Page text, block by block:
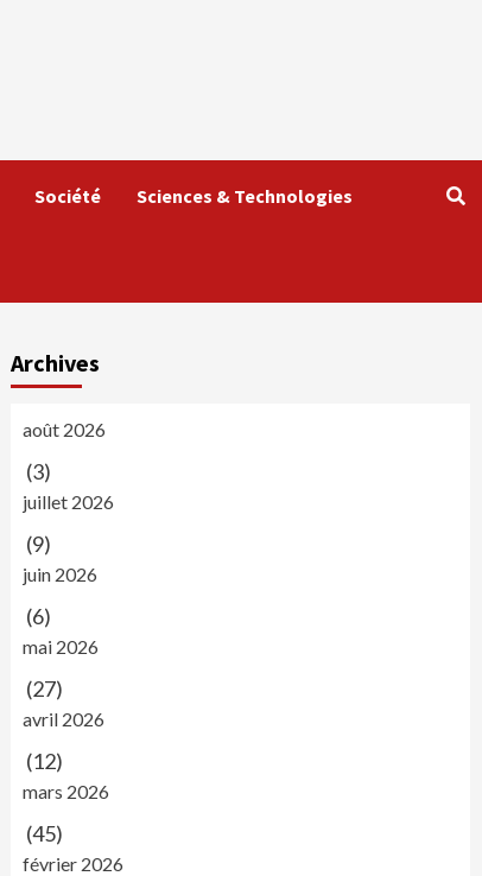
Société Sciences & Technologies
Archives
août 2026
(3)
juillet 2026
(9)
juin 2026
(6)
mai 2026
(27)
avril 2026
(12)
mars 2026
(45)
février 2026